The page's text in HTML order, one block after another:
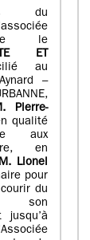
du
le
ET
au
–
.Pierre-
qualité
aux
en
M.Lionel
pour
du
son
jusqu’à